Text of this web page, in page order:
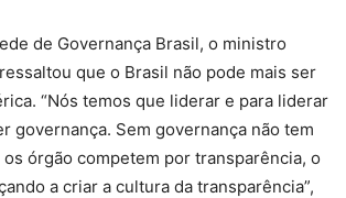
de Governança Brasil, o ministro
que o Brasil não pode mais ser
“Nós temos que liderar e para liderar
governança. Sem governança não tem
órgão competem por transparência, o
a criar a cultura da transparência”,